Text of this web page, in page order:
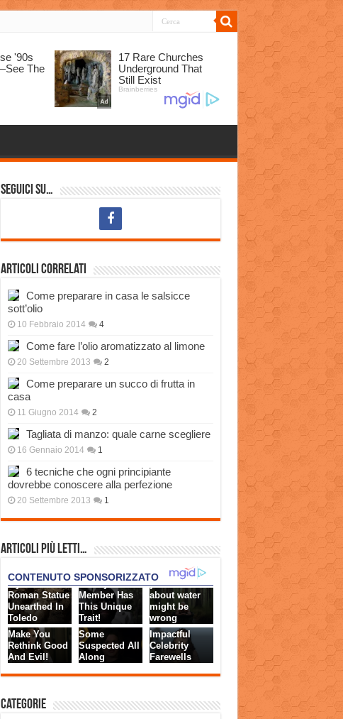
Seguici su…
Articoli correlati
Come preparare in casa le salsicce
sott’olio
10 Febbraio 2014 4
Come fare l’olio aromatizzato al limone
20 Settembre 2013 2
Come preparare un succo di frutta in
casa
11 Giugno 2014 2
Tagliata di manzo: quale carne scegliere
16 Gennaio 2014 1
6 tecniche che ogni principiante
dovrebbe conoscere alla perfezione
20 Settembre 2013 1
Articoli più Letti…
Categorie